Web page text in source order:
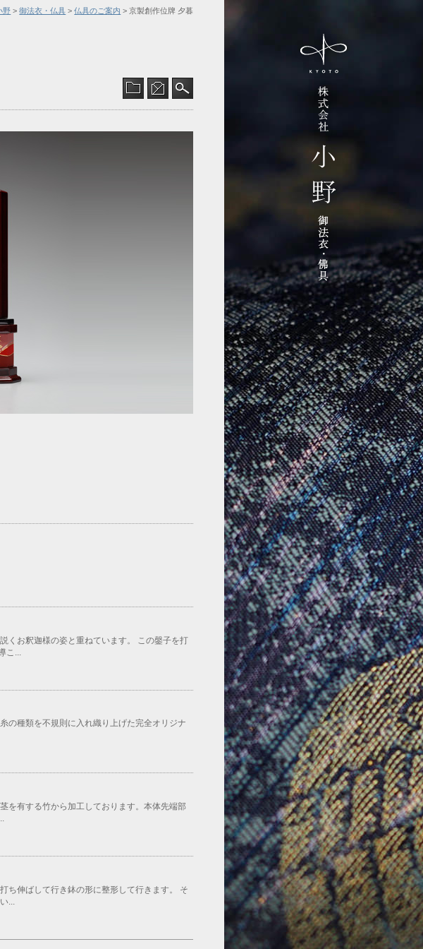
野 >御法衣・仏具 >仏具のご案内 > 京製創作位牌 夕暮
くお釈迦様の姿と重ねています。 この鏧子を打
...
の種類を不規則に入れ織り上げた完全オリジナ
を有する竹から加工しております。本体先端部
ち伸ばして行き鉢の形に整形して行きます。 そ
...